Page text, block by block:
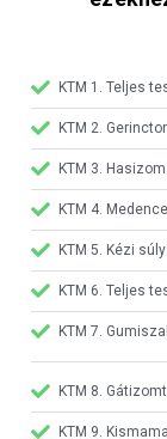
KTM 1. Teljes
KTM 2.
KTM 3.
KTM 4.
KTM 5. Kézi
KTM 6. Teljes
KTM 7.
KTM 8.
KTM 9.